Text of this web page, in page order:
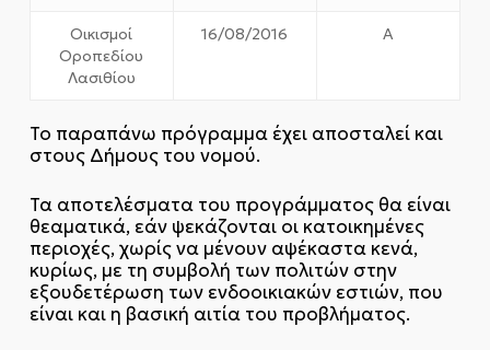
Οικισμοί
Οροπεδίου
Λασιθίου
16/08/2016 Α
Το παραπάνω πρόγραμμα έχει αποσταλεί και
στους Δήμους του νομού.
Τα αποτελέσματα του προγράμματος θα είναι
θεαματικά, εάν ψεκάζονται οι κατοικημένες
περιοχές, χωρίς να μένουν αψέκαστα κενά,
κυρίως, με τη συμβολή των πολιτών στην
εξουδετέρωση των ενδοοικιακών εστιών, που
είναι και η βασική αιτία του προβλήματος.